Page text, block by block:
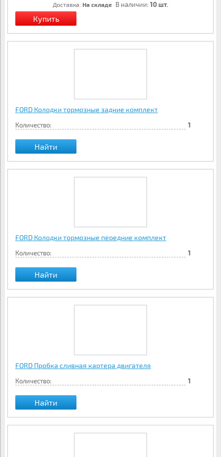
Доставка: На складе В наличии: 10 шт.
FORD Колодки тормозные задние комплект
Количество: 1
Найти
FORD Колодки тормозные передние комплект
Количество: 1
Найти
FORD Пробка сливная картера двигателя
Количество: 1
Найти